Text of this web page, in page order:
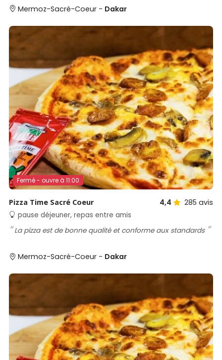
Mermoz-Sacré-Coeur - Dakar
Fermé - ouvre à 11:00
Pizza Time Sacré Coeur 4,4 285 avis
pause déjeuner, repas entre amis
La pizza est de bonne qualité et conforme aux standards
Mermoz-Sacré-Coeur - Dakar